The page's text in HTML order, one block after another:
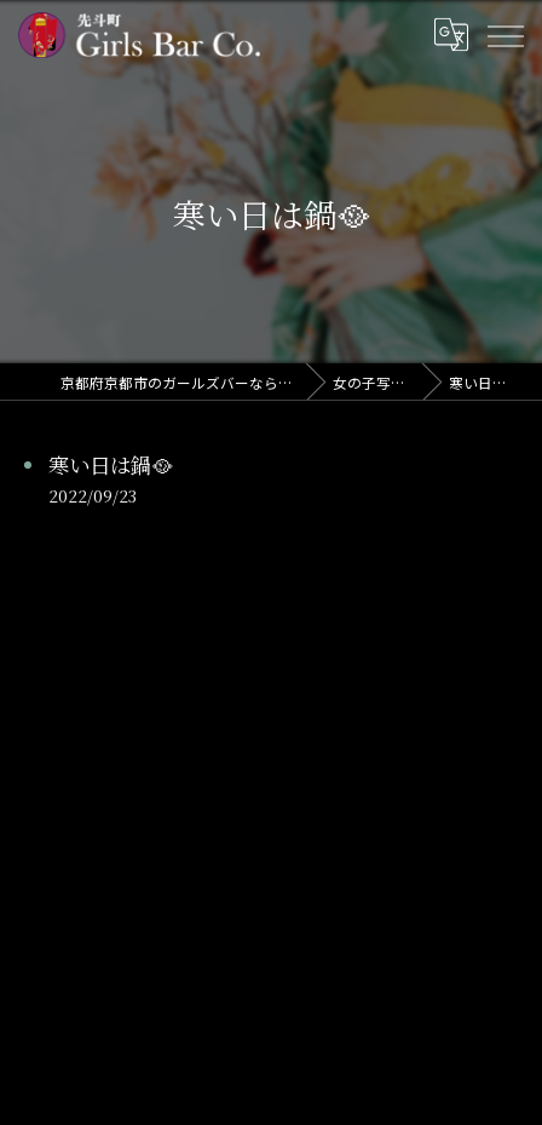
寒い日は鍋🥘
京都府京都市のガールズバーならGirls Bar Co. 女の子写メ日記 寒い日は鍋🥘
寒い日は鍋🥘
2022/09/23